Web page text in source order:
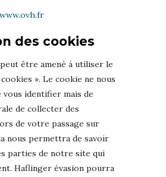
des cookies
être amené à utiliser le
». Le cookie ne nous
vous identifier mais de
de collecter des
de votre passage sur
nous permettra de savoir
parties de notre site qui
Haflinger évasion pourra